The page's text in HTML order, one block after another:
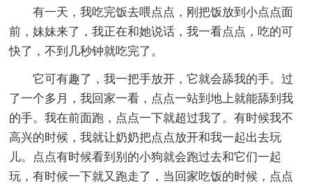
有一天，我吃完饭去喂点点，刚把饭放到小点点面
前，妹妹来了，我正在和她说话，我一看点点，吃的可
快了，不到几秒钟就吃完了。
它可有趣了，我一把手放开，它就会舔我的手。过
了一个多月，我回家一看，点点一站到地上就能舔到我
的手。我在前面跑，点点一下就超过我了。有时候我不
高兴的时候，我就让奶奶把点点放开和我一起出去玩
儿。点点有时候看到别的小狗就会跑过去和它们一起
玩，有时候一下就又跑走了，当回家吃饭的时候，点点